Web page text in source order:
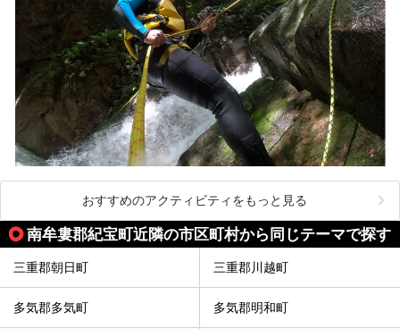
おすすめのアクティビティをもっと見る
南牟婁郡紀宝町近隣の市区町村から同じテーマで探す
三重郡朝日町 三重郡川越町
多気郡多気町 多気郡明和町